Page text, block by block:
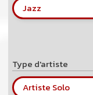
Jazz
Type d'artiste
Artiste Solo